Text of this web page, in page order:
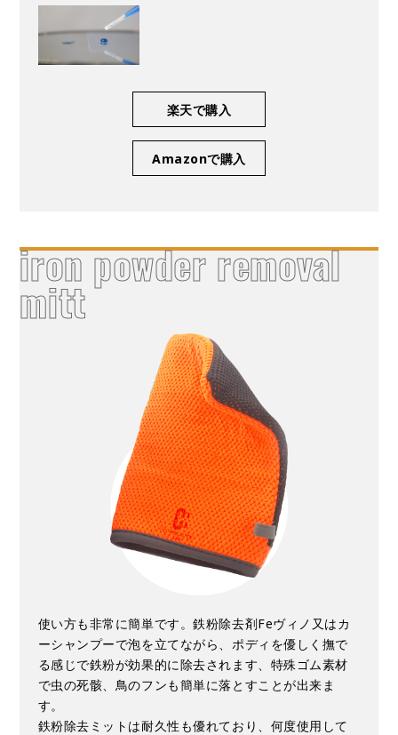
楽天で購入
Amazonで購入
iron powder removal
mitt
使い方も非常に簡単です。鉄粉除去剤Feヴィノ又はカ
ーシャンプーで泡を立てながら、ポディを優しく撫で
る感じで鉄粉が効果的に除去されます、特殊ゴム素材
で虫の死骸、鳥のフンも簡単に落とすことが出来ま
す。
鉄粉除去ミットは耐久性も優れており、何度使用して